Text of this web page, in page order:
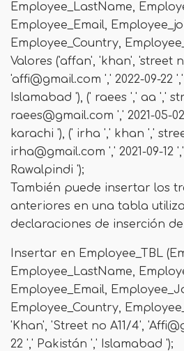
Employee_LastName,
Employee_Email,
Employee_Country,
Valores ('affan', 'khan', 'street
'affi@gmail.com ',' 2022-09-22
Islamabad '), (' raees ',' aa ','
raees@gmail.com ',' 2021-05-
karachi '), (' irha ',' khan ','
irha@gmail.com ',' 2021-09-12
Rawalpindi ');
También puede insertar los
anteriores en una tabla
declaraciones de inserción
Insertar en Employee_TBL
Employee_LastName,
Employee_Email,
Employee_Country,
'Khan', 'Street no A11/4', '
22 ',' Pakistán ',' Islamabad ');